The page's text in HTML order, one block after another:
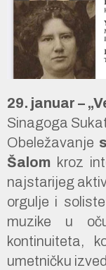
29. januar –
Sinagoga
Obeležavanje
Šalom kroz
najstarijeg
orgulje i
muzike u
kontinuiteta,
umetničku